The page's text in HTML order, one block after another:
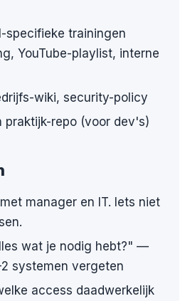
specifieke trainingen
YouTube-playlist, interne
wiki, security-policy
praktijk-repo (voor dev's)
manager en IT. Iets niet
wat je nodig hebt?" —
systemen vergeten
access daadwerkelijk